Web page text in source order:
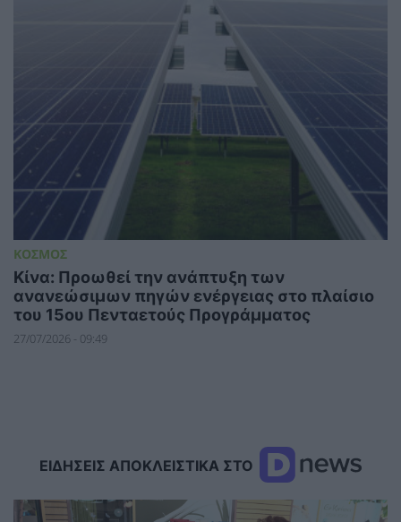
ΚΟΣΜΟΣ
Κίνα: Προωθεί την ανάπτυξη των
ανανεώσιμων πηγών ενέργειας στο πλαίσιο
του 15ου Πενταετούς Προγράμματος
27/07/2026 - 09:49
ΕΙΔΗΣΕΙΣ ΑΠΟΚΛΕΙΣΤΙΚΑ ΣΤΟ